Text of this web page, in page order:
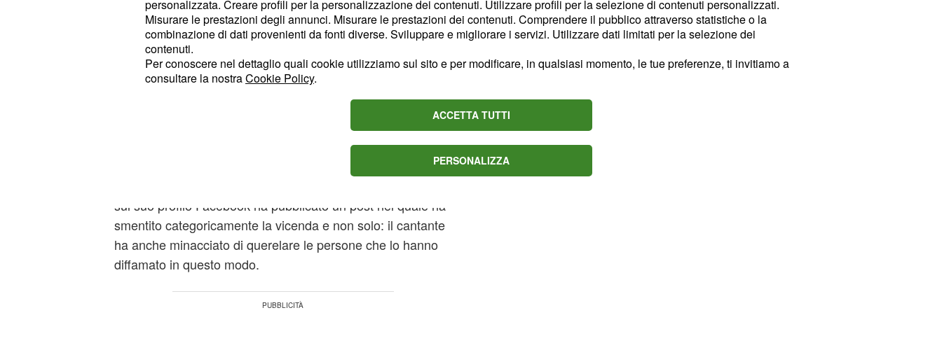
minaccia querele per diffamazione
Gianluca Grignani
è finito al centro della bufera mediatica
a causa di un articolo pubblicato sul suo conto. La testata
giornalistica “Il Messaggero”, infatti, nel corso della giornata
di ieri, ha pubblicato un articolo in merito al suo arresto: il
cantante, secondo tale fonte, sarebbe stato
seguito ad una rissa con due carabinieri. Nel giro di
pochissime ore è scoppiato il caos e il diretto interessato ha
sul suo profilo Facebook ha pubblicato un post nel quale ha
smentito categoricamente la vicenda e non solo: il cantante
ha anche minacciato di querelare le persone che lo hanno
diffamato in questo modo.
personalizzata. Creare profili per la personalizzazione dei contenuti. Utilizzare profili per la selezione di contenuti personalizzati.
Misurare le prestazioni degli annunci. Misurare le prestazioni dei contenuti. Comprendere il pubblico attraverso statistiche o la
combinazione di dati provenienti da fonti diverse. Sviluppare e migliorare i servizi. Utilizzare dati limitati per la selezione dei
contenuti.
Per conoscere nel dettaglio quali cookie utilizziamo sul sito e per modificare, in qualsiasi momento, le tue preferenze, ti invitiamo a
consultare la nostraCookie Policy.
ACCETTA TUTTI
PERSONALIZZA